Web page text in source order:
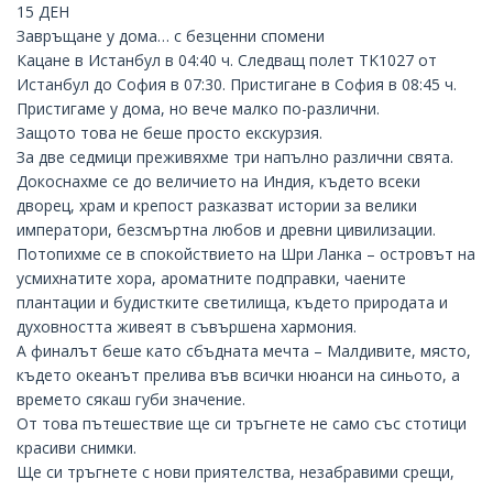
15 ДЕН
Завръщане у дома… с безценни спомени
Кацане в Истанбул в 04:40 ч. Следващ полет TK1027 от
Истанбул до София в 07:30. Пристигане в София в 08:45 ч.
Пристигаме у дома, но вече малко по-различни.
Защото това не беше просто екскурзия.
За две седмици преживяхме три напълно различни свята.
Докоснахме се до величието на Индия, където всеки
дворец, храм и крепост разказват истории за велики
императори, безсмъртна любов и древни цивилизации.
Потопихме се в спокойствието на Шри Ланка – островът на
усмихнатите хора, ароматните подправки, чаените
плантации и будистките светилища, където природата и
духовността живеят в съвършена хармония.
А финалът беше като сбъдната мечта – Малдивите, място,
където океанът прелива във всички нюанси на синьото, а
времето сякаш губи значение.
От това пътешествие ще си тръгнете не само със стотици
красиви снимки.
Ще си тръгнете с нови приятелства, незабравими срещи,